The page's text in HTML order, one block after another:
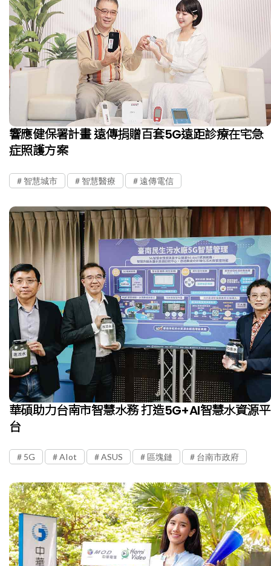
響應健保署計畫 遠傳捐贈百套5G遠距診療在宅急
症照護方案
智慧城市 智慧醫療 遠傳電信
華碩助力台南市智慧水務 打造5G+AI智慧水資源平
台
5G AIot ASUS 區塊鏈 台南市政府